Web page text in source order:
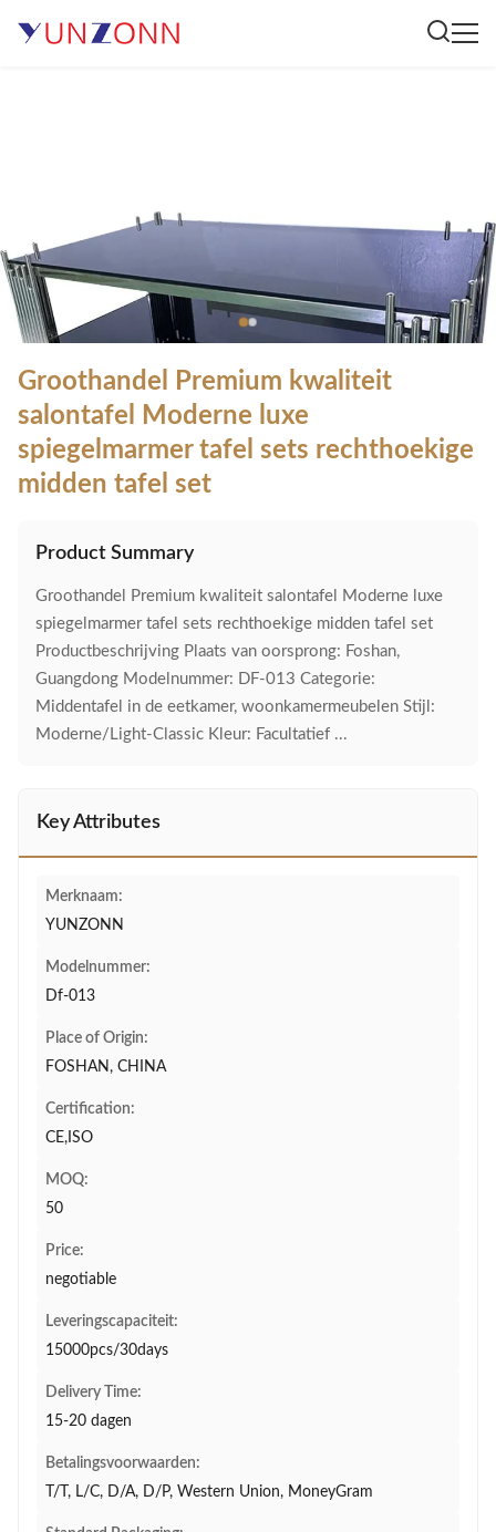
Groothandel Premium kwaliteit
salontafel Moderne luxe
spiegelmarmer tafel sets rechthoekige
midden tafel set
Product Summary
Groothandel Premium kwaliteit salontafel Moderne luxe
spiegelmarmer tafel sets rechthoekige midden tafel set
Productbeschrijving Plaats van oorsprong: Foshan,
Guangdong Modelnummer: DF-013 Categorie:
Middentafel in de eetkamer, woonkamermeubelen Stijl:
Moderne/Light-Classic Kleur: Facultatief ...
Key Attributes
Merknaam:
YUNZONN
Modelnummer:
Df-013
Place of Origin:
FOSHAN, CHINA
Certification:
CE,ISO
MOQ:
50
Price:
negotiable
Leveringscapaciteit:
15000pcs/30days
Delivery Time:
15-20 dagen
Betalingsvoorwaarden:
T/T, L/C, D/A, D/P, Western Union, MoneyGram